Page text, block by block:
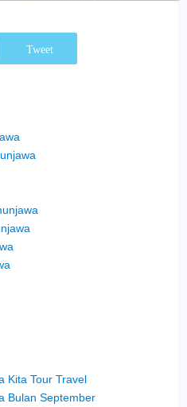
Tweet
Kita Tour Travel
Bulan September